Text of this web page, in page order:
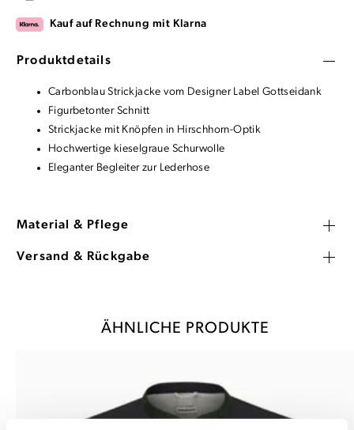
Kauf auf Rechnung mit Klarna
Produktdetails
Carbonblau Strickjacke vom Designer Label Gottseidank
Figurbetonter Schnitt
Strickjacke mit Knöpfen in Hirschhorn-Optik
Hochwertige kieselgraue Schurwolle
Eleganter Begleiter zur Lederhose
Material & Pflege
Versand & Rückgabe
ÄHNLICHE PRODUKTE